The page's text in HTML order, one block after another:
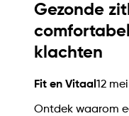
Gezonde
klachten
Fit en Vitaal 12
Ontdek waarom